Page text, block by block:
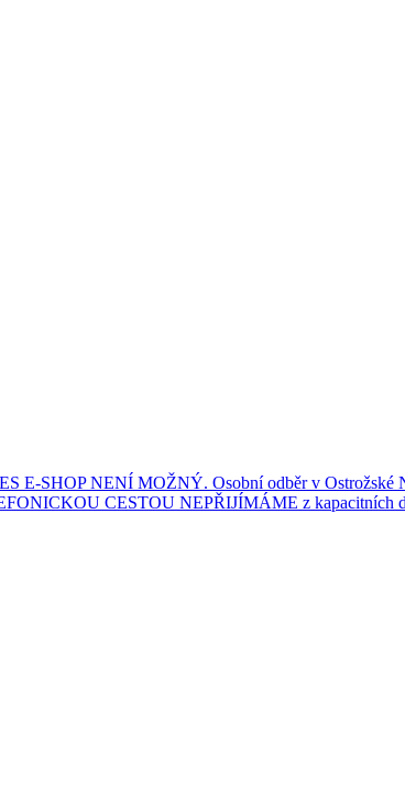
SHOP NENÍ MOŽNÝ. Osobní odběr v Ostrožské
CESTOU NEPŘIJÍMÁME z kapacitních